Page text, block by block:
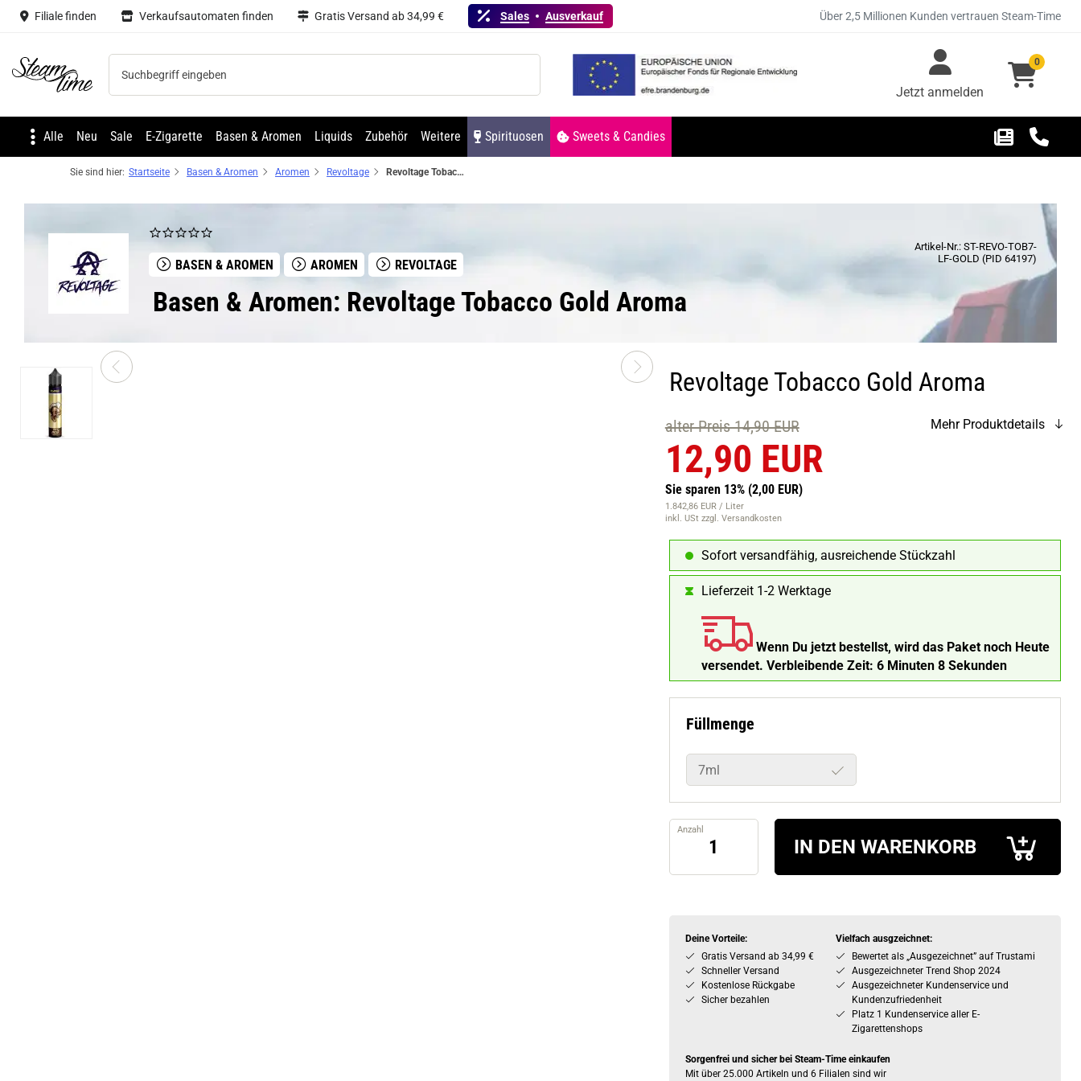
Filiale finden Verkaufsautomaten finden Gratis Versand ab 34,99 € Sales Ausverkauf Über 2,5 Millionen Kunden vertrauen Steam-Time
Steam time Jetzt anmelden
0
Alle Neu Sale E-Zigarette Basen & Aromen Liquids Zubehör Weitere Spirituosen Sweets & Candies
Sie sind hier: Startseite Basen & Aromen Aromen Revoltage Revoltage Tobacco Gold Aroma
BASEN & AROMEN AROMEN REVOLTAGE
Artikel-Nr.: ST-REVO-TOB7-
LF-GOLD (PID 64197)
Basen & Aromen: Revoltage Tobacco Gold Aroma
Revoltage Tobacco Gold Aroma
alter Preis 14,90 EUR
12,90 EUR
Sie sparen 13% (2,00 EUR)
1.842,86 EUR / Liter
inkl. USt zzgl. Versandkosten
Mehr Produktdetails
Sofort versandfähig, ausreichende Stückzahl
Lieferzeit 1-2 Werktage
Wenn Du jetzt bestellst, wird das Paket noch Heute
versendet. Verbleibende Zeit: 6 Minuten 7 Sekunden
Füllmenge
7ml
Anzahl
IN DEN WARENKORB
Deine Vorteile:
Gratis Versand ab 34,99 €
Schneller Versand
Kostenlose Rückgabe
Sicher bezahlen
Vielfach ausgzeichnet:
Bewertet als „Ausgezeichnet” auf Trustami
Ausgezeichneter Trend Shop 2024
Ausgezeichneter Kundenservice und
Kundenzufriedenheit
Platz 1 Kundenservice aller E-
Zigarettenshops
Sorgenfrei und sicher bei Steam-Time einkaufen
Mit über 25.000 Artikeln und 6 Filialen sind wir